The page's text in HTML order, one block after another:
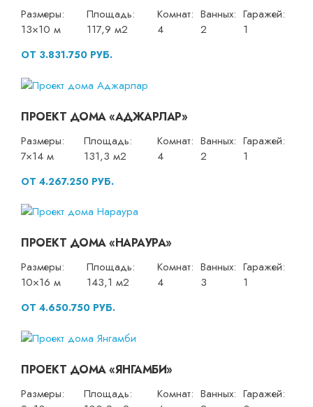
Размеры:
13×10 м
Площадь:
117,9 м2
Комнат:
4
Ванных:
2
Гаражей:
1
ОТ 3.831.750 РУБ.
ПРОЕКТ ДОМА «АДЖАРЛАР»
Размеры:
7×14 м
Площадь:
131,3 м2
Комнат:
4
Ванных:
2
Гаражей:
1
ОТ 4.267.250 РУБ.
ПРОЕКТ ДОМА «НАРАУРА»
Размеры:
10×16 м
Площадь:
143,1 м2
Комнат:
4
Ванных:
3
Гаражей:
1
ОТ 4.650.750 РУБ.
ПРОЕКТ ДОМА «ЯНГАМБИ»
Размеры:
Площадь:
Комнат: Ванных: Гаражей: